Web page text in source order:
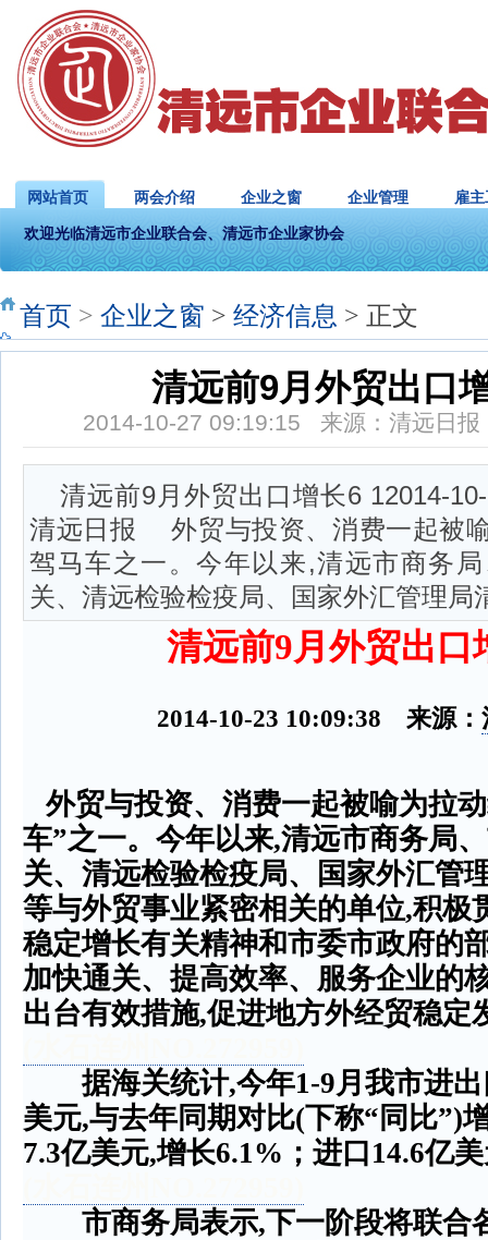
网站首页 两会介绍 企业之窗 企业管理 雇
欢迎光临清远市企业联合会、清远市企业家协会
首页 > 企业之窗 > 经济信息 > 正文
清远前9月外贸出口
2014-10-27 09:19:15 来源：清远
清远前9月外贸出口增长6 12014-
清远日报 外贸与投资、消费一起被
驾马车之一。今年以来,清远市商务
关、清远检验检疫局、国家外汇管理局
清远前9月外贸出口
2014-10-23 10:09:38 来源：
外贸与投资、消费一起被喻为拉
车”之一。今年以来,清远市商务局
关、清远检验检疫局、国家外汇管
等与外贸事业紧密相关的单位,积极
稳定增长有关精神和市委市政府的
加快通关、提高效率、服务企业的
出台有效措施,促进地方外经贸稳定
据海关统计,今年1-9月我市进
美元,与去年同期对比(下称“ 同比”)
7.3亿美元,增长6.1% ；进口 14.6亿
市商务局表示,下一阶段将联合